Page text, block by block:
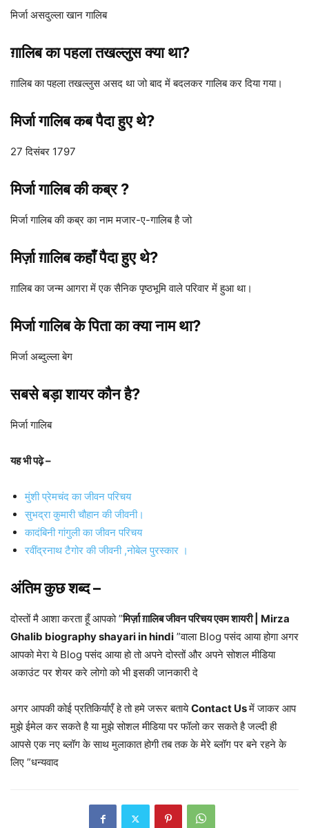
मिर्जा असदुल्ला खान गालिब
ग़ालिब का पहला तखल्लुस क्या था?
ग़ालिब का पहला तखल्लुस असद था जो बाद में बदलकर गालिब कर दिया गया।
मिर्जा गालिब कब पैदा हुए थे?
27 दिसंबर 1797
मिर्जा गालिब की कब्र ?
मिर्जा गालिब की कब्र का नाम मजार-ए-गालिब है जो
मिर्ज़ा ग़ालिब कहाँ पैदा हुए थे?
ग़ालिब का जन्म आगरा में एक सैनिक पृष्ठभूमि वाले परिवार में हुआ था।
मिर्जा गालिब के पिता का क्या नाम था?
मिर्जा अब्दुल्ला बेग
सबसे बड़ा शायर कौन है?
मिर्जा गालिब
यह भी पढ़े –
मुंशी प्रेमचंद का जीवन परिचय
सुभद्रा कुमारी चौहान की जीवनी।
कादंबिनी गांगुली का जीवन परिचय
रवींद्रनाथ टैगोर की जीवनी ,नोबेल पुरस्कार ।
अंतिम कुछ शब्द –
दोस्तों मै आशा करता हूँ आपको ”मिर्ज़ा ग़ालिब जीवन परिचय एवम शायरी | Mirza
Ghalib biography shayari in hindi ”वाला Blog पसंद आया होगा अगर
आपको मेरा ये Blog पसंद आया हो तो अपने दोस्तों और अपने सोशल मीडिया
अकाउंट पर शेयर करे लोगो को भी इसकी जानकारी दे
अगर आपकी कोई प्रतिकिर्याएँ हे तो हमे जरूर बतायेContact Usमें जाकर आप
मुझे ईमेल कर सकते है या मुझे सोशल मीडिया पर फॉलो कर सकते है जल्दी ही
आपसे एक नए ब्लॉग के साथ मुलाकात होगी तब तक के मेरे ब्लॉग पर बने रहने के
लिए ”धन्यवाद